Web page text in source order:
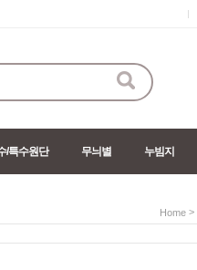
/특수원단 무늬별 누빔지
Home >